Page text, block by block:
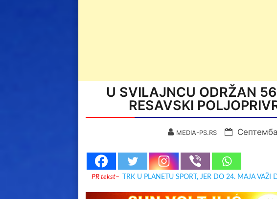
U SVILAJNCU ODRŽAN
RESAVSKI
MEDIA-PS.RS
PR tekst– TRK U PLANETU SPORT, JER DO 24. MAJA